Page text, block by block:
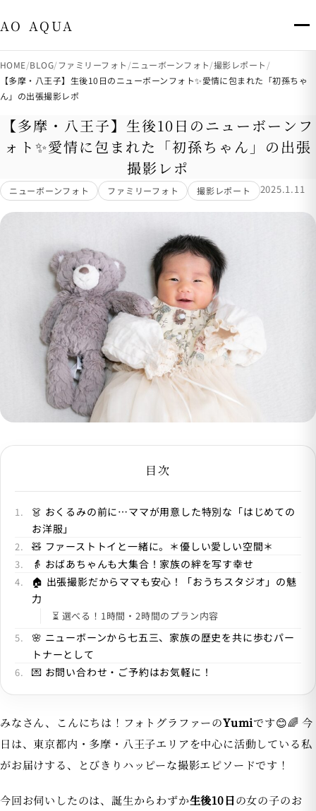
出張撮影・八王子市・多摩市 AO AQUA
AO AQUA
HOME BLOG ファミリーフォト ニューボーンフォト 撮影レポート
【多摩・八王子】生後10日のニューボーンフォト✨愛情に包まれた「初孫ちゃ
ん」の出張撮影レポ
【多摩・八王子】生後10日のニューボーンフ
ォト✨愛情に包まれた「初孫ちゃん」の出張
撮影レポ
ニューボーンフォト ファミリーフォト 撮影レポート 2025.1.11
目次
👗 おくるみの前に…ママが用意した特別な「はじめての
お洋服」
🧸 ファーストトイと一緒に。＊優しい愛しい空間＊
👵 おばあちゃんも大集合！家族の絆を写す幸せ
🏠 出張撮影だからママも安心！「おうちスタジオ」の魅
力
⏳ 選べる！1時間・2時間のプラン内容
🌸 ニューボーンから七五三、家族の歴史を共に歩むパー
トナーとして
💌 お問い合わせ・ご予約はお気軽に！
みなさん、こんにちは！フォトグラファーのYumiです😊🌈 今
日は、東京都内・多摩・八王子エリアを中心に活動している私
がお届けする、とびきりハッピーな撮影エピソードです！
今回お伺いしたのは、誕生からわずか生後10日の女の子のお